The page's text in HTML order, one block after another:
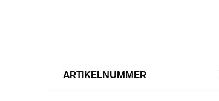
ARTIKELNUMMER